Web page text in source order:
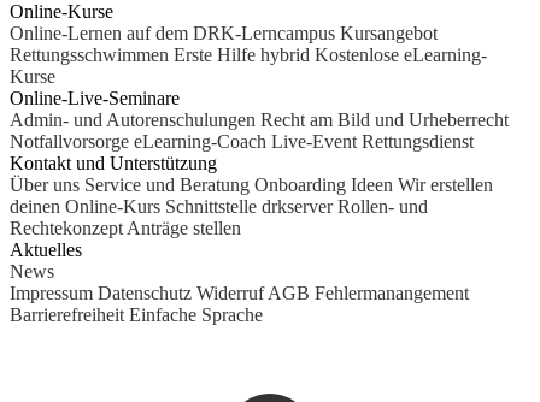
Online-Kurse
Online-Lernen auf dem DRK-Lerncampus Kursangebot
Rettungsschwimmen Erste Hilfe hybrid Kostenlose eLearning-
Kurse
Online-Live-Seminare
Admin- und Autorenschulungen Recht am Bild und Urheberrecht
Notfallvorsorge eLearning-Coach Live-Event Rettungsdienst
Kontakt und Unterstützung
Über uns Service und Beratung Onboarding Ideen Wir erstellen
deinen Online-Kurs Schnittstelle drkserver Rollen- und
Rechtekonzept Anträge stellen
Aktuelles
News
Impressum Datenschutz Widerruf AGB Fehlermanangement
Barrierefreiheit Einfache Sprache